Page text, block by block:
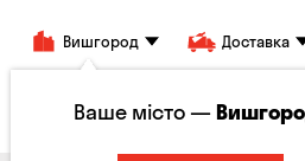
Вишгород Доставка
Всі товари Пиво Сидр
Ваше місто —